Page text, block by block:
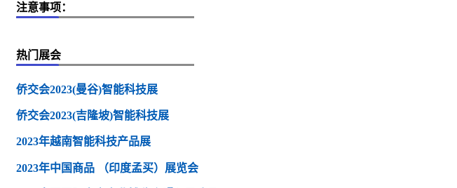
注意事项：
热门展会
侨交会2023(曼谷)智能科技展
侨交会2023(吉隆坡)智能科技展
2023年越南智能科技产品展
2023年中国商品 （印度孟买）展览会